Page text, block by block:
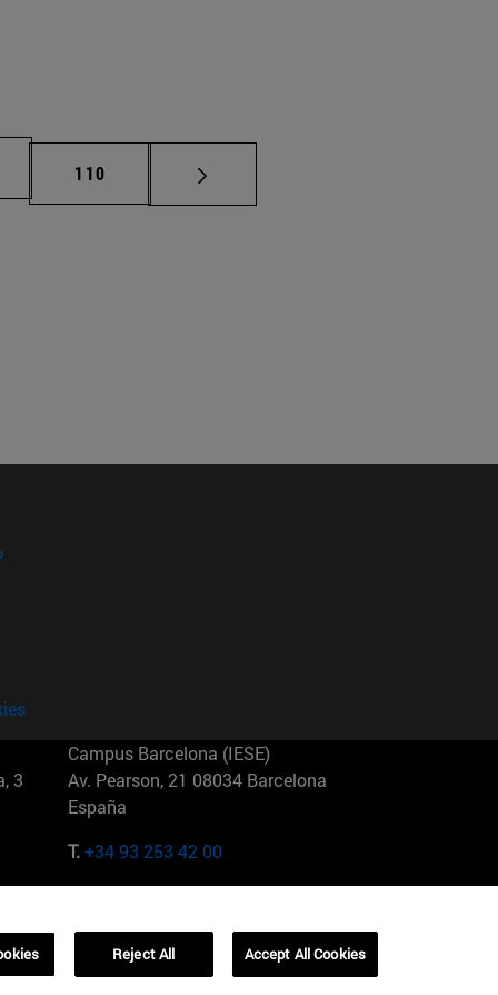
Página
110
3
Campus Barcelona (IESE)
Av. Pearson, 21 08034 Barcelona
España
T.+34 93 253 42 00
01321001 Bela Vista Brasil
Reject All Accept All Cookies